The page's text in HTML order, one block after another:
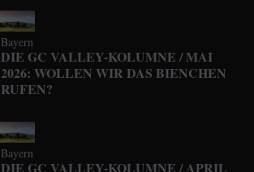
Bayern
DIE GC VALLEY-KOLUMNE / MAI
2026: WOLLEN WIR DAS BIENCHEN
RUFEN?
Bayern
DIE GC VALLEY-KOLUMNE / APRIL